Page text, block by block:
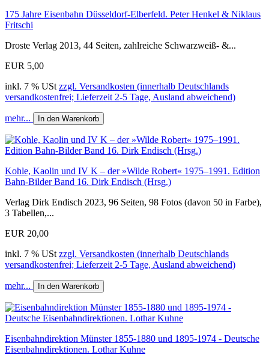
175 Jahre Eisenbahn Düsseldorf-Elberfeld. Peter Henkel & Niklaus
Fritschi
Droste Verlag 2013, 44 Seiten, zahlreiche Schwarzweiß- &...
EUR 5,00
inkl. 7 % USt zzgl. Versandkosten (innerhalb Deutschlands
versandkostenfrei; Lieferzeit 2-5 Tage, Ausland abweichend)
mehr... In den Warenkorb
Kohle, Kaolin und IV K – der »Wilde Robert« 1975–1991. Edition
Bahn-Bilder Band 16. Dirk Endisch (Hrsg.)
Verlag Dirk Endisch 2023, 96 Seiten, 98 Fotos (davon 50 in Farbe),
3 Tabellen,...
EUR 20,00
inkl. 7 % USt zzgl. Versandkosten (innerhalb Deutschlands
versandkostenfrei; Lieferzeit 2-5 Tage, Ausland abweichend)
mehr... In den Warenkorb
Eisenbahndirektion Münster 1855-1880 und 1895-1974 - Deutsche
Eisenbahndirektionen. Lothar Kuhne